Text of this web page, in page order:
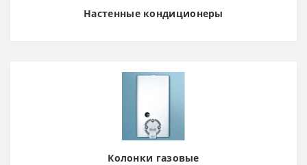
Настенные кондиционеры
Колонки газовые